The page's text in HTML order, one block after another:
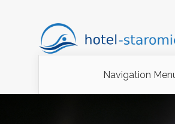
Navigation